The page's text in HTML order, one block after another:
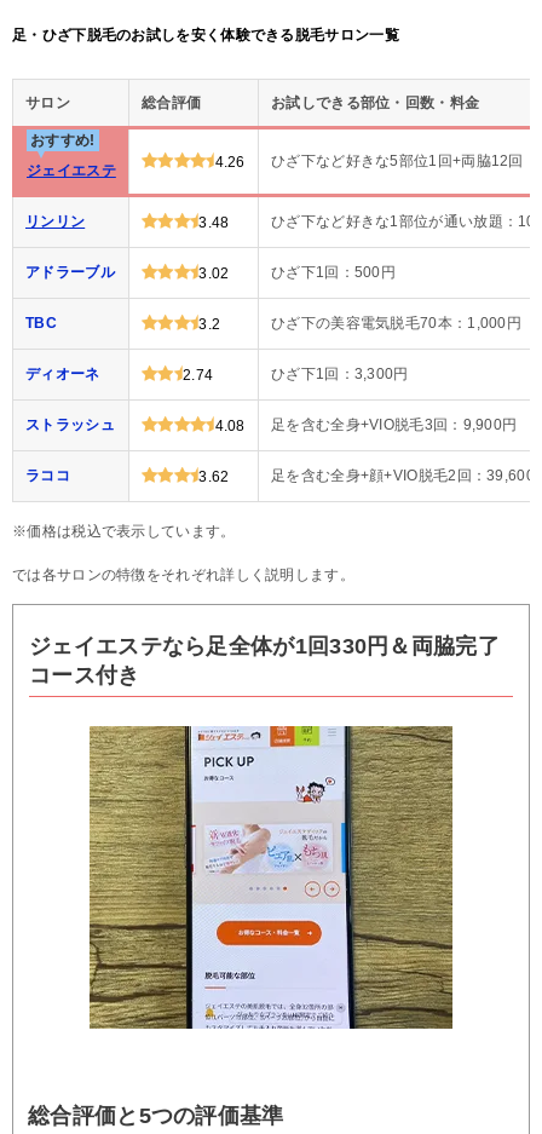
足・ひざ下脱毛のお試しを安く体験できる脱毛サロン一覧
サロン 総合評価 お試しできる部位・回数・料金
おすすめ!
ジェイエステ
4.26 ひざ下など好きな5部位1回+両脇12回
リンリン 3.48 ひざ下など好きな1部位が通い放題：
アドラーブル 3.02 ひざ下1回：500円
TBC 3.2 ひざ下の美容電気脱毛70本：1,000円
ディオーネ 2.74 ひざ下1回：3,300円
ストラッシュ 4.08 足を含む全身+VIO脱毛3回：9,900円
ラココ 3.62 足を含む全身+顔+VIO脱毛2回：39,600
※価格は税込で表示しています。
では各サロンの特徴をそれぞれ詳しく説明します。
ジェイエステなら足全体が1回330円＆両脇完了
コース付き
総合評価と5つの評価基準